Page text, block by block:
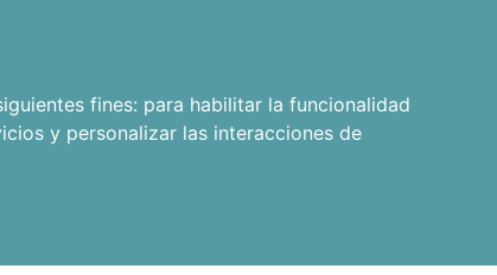
fines: para habilitar la funcionalidad
y personalizar las interacciones de